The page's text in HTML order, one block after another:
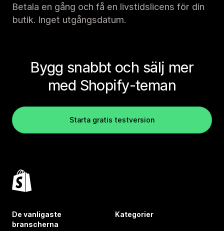
Betala en gång och få en livstidslicens för din
butik. Inget utgångsdatum.
Bygg snabbt och sälj mer
med Shopify-teman
Starta gratis testversion
De vanligaste
branscherna
Kategorier